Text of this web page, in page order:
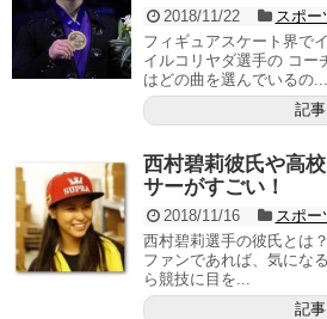
2018/11/22
スポー
フィギュアスケート界で
イルコリヤダ選手の コー
はどの曲を選んでいるの...
記
西村碧莉彼氏や高
サーがすごい！
2018/11/16
スポー
西村碧莉選手の彼氏とは
ファンであれば、気にな
ら競技に目を...
記